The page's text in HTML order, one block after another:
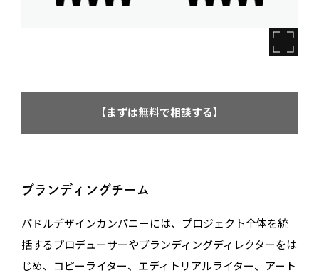
【まずは無料で相談する】
ブランディングチーム
パドルデザインカンパニーには、プロジェクト全体を統
括するプロデューサーやブランディングディレクターをは
じめ、コピーライター、エディトリアルライター、アート